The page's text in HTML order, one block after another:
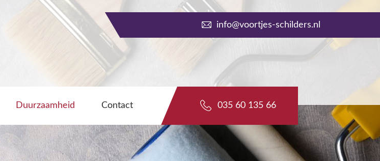
info@voortjes-schilders.nl
Duurzaamheid Contact 035 60 135 66